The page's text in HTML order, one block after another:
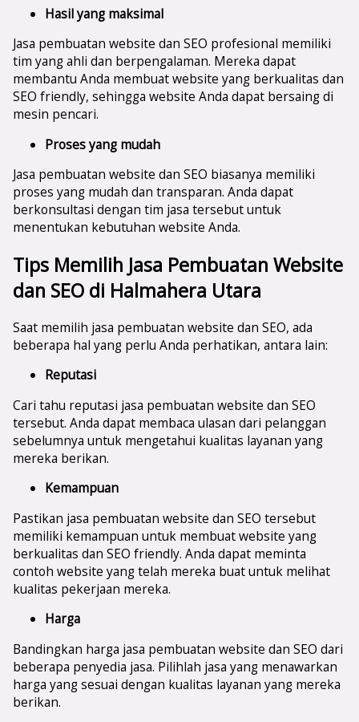
Hasil yang maksimal
Jasa pembuatan website dan SEO profesional memiliki
tim yang ahli dan berpengalaman. Mereka dapat
membantu Anda membuat website yang berkualitas dan
SEO friendly, sehingga website Anda dapat bersaing di
mesin pencari.
Proses yang mudah
Jasa pembuatan website dan SEO biasanya memiliki
proses yang mudah dan transparan. Anda dapat
berkonsultasi dengan tim jasa tersebut untuk
menentukan kebutuhan website Anda.
Tips Memilih Jasa Pembuatan Website
dan SEO di Halmahera Utara
Saat memilih jasa pembuatan website dan SEO, ada
beberapa hal yang perlu Anda perhatikan, antara lain:
Reputasi
Cari tahu reputasi jasa pembuatan website dan SEO
tersebut. Anda dapat membaca ulasan dari pelanggan
sebelumnya untuk mengetahui kualitas layanan yang
mereka berikan.
Kemampuan
Pastikan jasa pembuatan website dan SEO tersebut
memiliki kemampuan untuk membuat website yang
berkualitas dan SEO friendly. Anda dapat meminta
contoh website yang telah mereka buat untuk melihat
kualitas pekerjaan mereka.
Harga
Bandingkan harga jasa pembuatan website dan SEO dari
beberapa penyedia jasa. Pilihlah jasa yang menawarkan
harga yang sesuai dengan kualitas layanan yang mereka
berikan.